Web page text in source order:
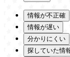
情報が不正確
情報が遅い
分かりにくい
探していた情